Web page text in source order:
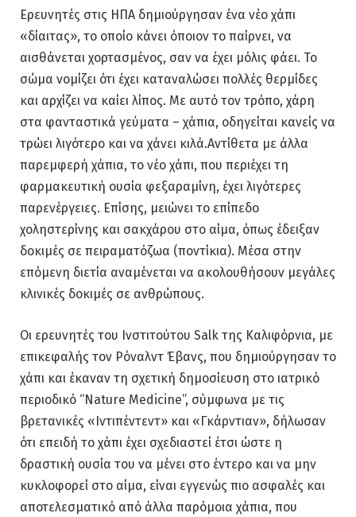
Ερευνητές στις ΗΠΑ δημιούργησαν ένα νέο χάπι
«δίαιτας», το οποίο κάνει όποιον το παίρνει, να
αισθάνεται χορτασμένος, σαν να έχει μόλις φάει. Το
σώμα νομίζει ότι έχει καταναλώσει πολλές θερμίδες
και αρχίζει να καίει λίπος. Με αυτό τον τρόπο, χάρη
στα φανταστικά γεύματα – χάπια, οδηγείται κανείς να
τρώει λιγότερο και να χάνει κιλά.Αντίθετα με άλλα
παρεμφερή χάπια, το νέο χάπι, που περιέχει τη
φαρμακευτική ουσία φεξαραμίνη, έχει λιγότερες
παρενέργειες. Επίσης, μειώνει το επίπεδο
χοληστερίνης και σακχάρου στο αίμα, όπως έδειξαν
δοκιμές σε πειραματόζωα (ποντίκια). Μέσα στην
επόμενη διετία αναμένεται να ακολουθήσουν μεγάλες
κλινικές δοκιμές σε ανθρώπους.
Οι ερευνητές του Ινστιτούτου Salk της Καλιφόρνια, με
επικεφαλής τον Ρόναλντ Έβανς, που δημιούργησαν το
χάπι και έκαναν τη σχετική δημοσίευση στο ιατρικό
περιοδικό “Nature Medicine”, σύμφωνα με τις
βρετανικές «Ιντιπέντεντ» και «Γκάρντιαν», δήλωσαν
ότι επειδή το χάπι έχει σχεδιαστεί έτσι ώστε η
δραστική ουσία του να μένει στο έντερο και να μην
κυκλοφορεί στο αίμα, είναι εγγενώς πιο ασφαλές και
αποτελεσματικό από άλλα παρόμοια χάπια, που